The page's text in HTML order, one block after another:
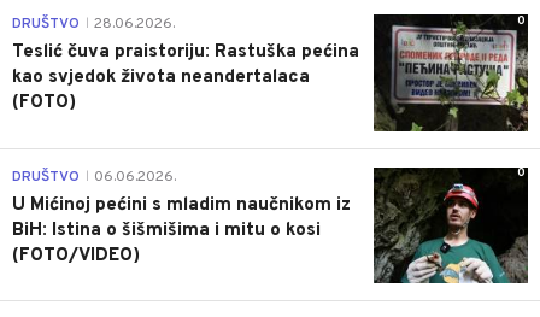
0
DRUŠTVO 28.06.2026.
Teslić čuva praistoriju: Rastuška pećina
kao svjedok života neandertalaca
(FOTO)
0
DRUŠTVO 06.06.2026.
U Mićinoj pećini s mladim naučnikom iz
BiH: Istina o šišmišima i mitu o kosi
(FOTO/VIDEO)